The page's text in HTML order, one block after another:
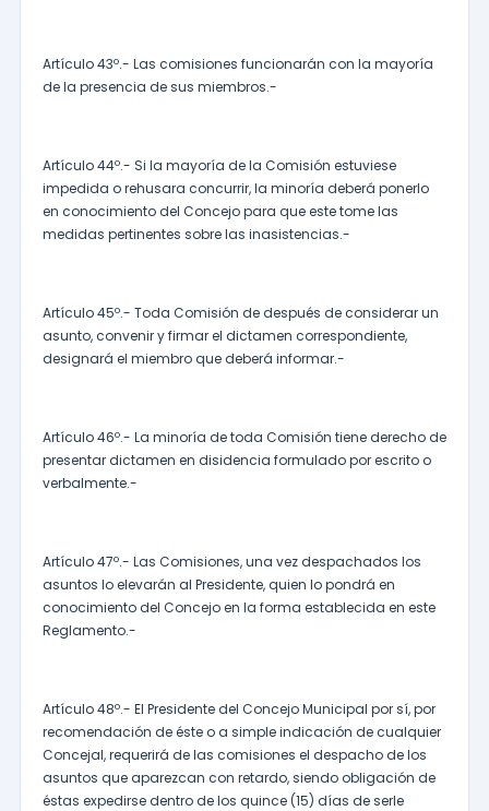
Artículo 43º.- Las comisiones funcionarán con la mayoría
de la presencia de sus miembros.-
Artículo 44º.- Si la mayoría de la Comisión estuviese
impedida o rehusara concurrir, la minoría deberá ponerlo
en conocimiento del Concejo para que este tome las
medidas pertinentes sobre las inasistencias.-
Artículo 45º.- Toda Comisión de después de considerar un
asunto, convenir y firmar el dictamen correspondiente,
designará el miembro que deberá informar.-
Artículo 46º.- La minoría de toda Comisión tiene derecho de
presentar dictamen en disidencia formulado por escrito o
verbalmente.-
Artículo 47º.- Las Comisiones, una vez despachados los
asuntos lo elevarán al Presidente, quien lo pondrá en
conocimiento del Concejo en la forma establecida en este
Reglamento.-
Artículo 48º.- El Presidente del Concejo Municipal por sí, por
recomendación de éste o a simple indicación de cualquier
Concejal, requerirá de las comisiones el despacho de los
asuntos que aparezcan con retardo, siendo obligación de
éstas expedirse dentro de los quince (15) días de serle